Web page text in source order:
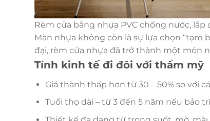
Rèm cửa bằng nhựa PVC chống nước,
Màn nhựa không còn là sự lựa chọn “tạm
đại, rèm cửa nhựa đã trở thành một món
Tính kinh tế đi đôi với thẩm mỹ
Giá thành thấp hơn từ 30 – 50% so với
Tuổi thọ dài – từ 3 đến 5 năm nếu bảo